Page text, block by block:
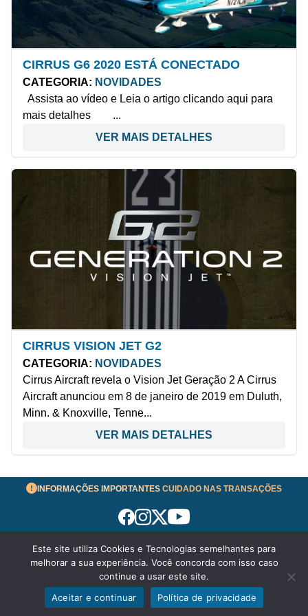
Exibir filtros
CIRRUS G6 2020 ESTÁ CONECTADO
CATEGORIA: NOVIDADES
Assista ao vídeo e Leia o artigo clicando aqui para
mais detalhes ...
VER MAIS DETALHES
CIRRUS VISION JET G2
CATEGORIA: NOVIDADES
Cirrus Aircraft revela o Vision Jet Geração 2 A Cirrus
Aircraft anunciou em 8 de janeiro de 2019 em Duluth,
Minn. & Knoxville, Tenne...
VER MAIS DETALHES
INFORMAÇÕES IMPORTANTES CUIDADO NAS TRANSAÇÕES
Termos de Uso
© 2026 aeronavesavenda.com | Todos os Direitos
Reservados!
Política de Privacidade
Este site utiliza Cookies e Tecnologias semelhantes para
melhorar a sua experiência. Você concorda com isso caso
continue a usar este site.
Aceitar e continuar
Política de privacidade